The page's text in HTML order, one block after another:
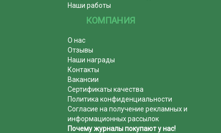
Наши работы
КОМПАНИЯ
О нас
Отзывы
Наши награды
Контакты
Вакансии
Сертификаты качества
Политика конфиденциальности
Согласие на получение рекламных и
информационных рассылок
Почему журналы покупают у нас!